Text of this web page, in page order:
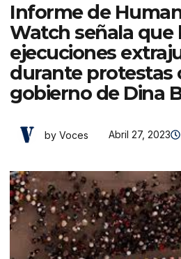
Informe de
Watch señala que
ejecuciones
durante protestas
gobierno de Dina
by Voces Abril 27, 2023